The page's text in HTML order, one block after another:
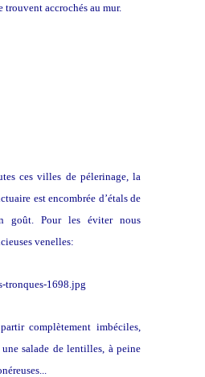
trouvent accrochés au mur.
ces villes de pélerinage, la
est encombrée d’étals de
goût. Pour les éviter nous
venelles:
complètement imbéciles,
salade de lentilles, à peine